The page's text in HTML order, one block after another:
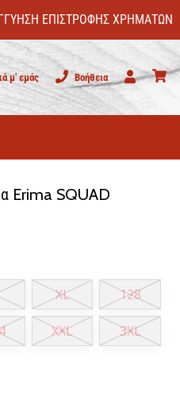
ΕΠΙΣΤΡΟΦΉΣ ΧΡΗΜΆΤΩΝ
μ' εμάς
Βοήθεια
Χρήστης
Erima SQUAD
XL 128
XXL 3XL